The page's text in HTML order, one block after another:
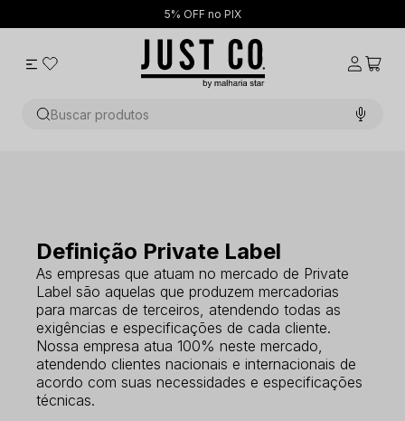
5% OFF no PIX
Buscar produtos
Definição Private Label
As empresas que atuam no mercado de Private
Label são aquelas que produzem mercadorias
para marcas de terceiros, atendendo todas as
exigências e especificações de cada cliente.
Nossa empresa atua 100% neste mercado,
atendendo clientes nacionais e internacionais de
acordo com suas necessidades e especificações
técnicas.